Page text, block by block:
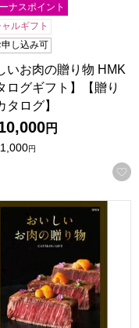
りに登録する
ナスポイント
ルギフト
し込み可
いお肉の贈り物 HMK
ログギフト】【贈り
タログ】
円
円
ギフト】【贈りもの
いお肉の贈り物 HMB